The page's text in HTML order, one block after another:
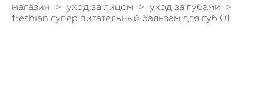
магазин > уход за лицом > уход за губами >
freshian супер питательный бальзам для губ 01